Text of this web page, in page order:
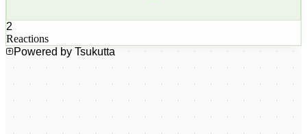
2
Reactions
Powered by Tsukutta